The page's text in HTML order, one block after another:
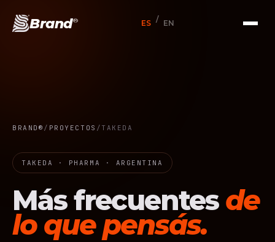
Brand® ES / EN
BRAND® / PROYECTOS / TAKEDA
TAKEDA · PHARMA · ARGENTINA
Más frecuentes de
lo que pensás.